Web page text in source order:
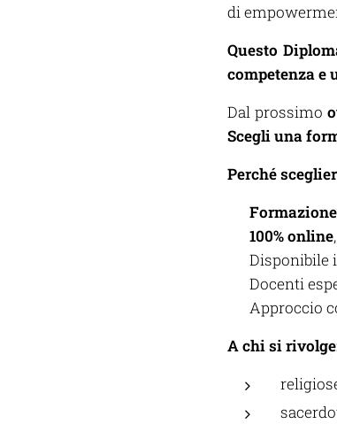
di
Questo
competenza e
Dal prossimo
Scegli una
Perché
100% online
✅ Disponibile
✅ Docenti
✅ Approccio
A chi si